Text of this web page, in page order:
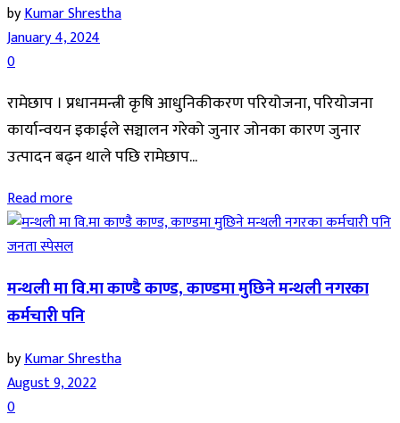
byKumar Shrestha
January 4, 2024
0
रामेछाप । प्रधानमन्त्री कृषि आधुनिकीकरण परियोजना, परियोजना
कार्यान्वयन इकाईले सञ्चालन गरेको जुनार जोनका कारण जुनार
उत्पादन बढ्न थाले पछि रामेछाप...
Read more
जनता स्पेसल
मन्थली मा वि.मा काण्डै काण्ड, काण्डमा मुछिने मन्थली नगरका
कर्मचारी पनि
byKumar Shrestha
August 9, 2022
0